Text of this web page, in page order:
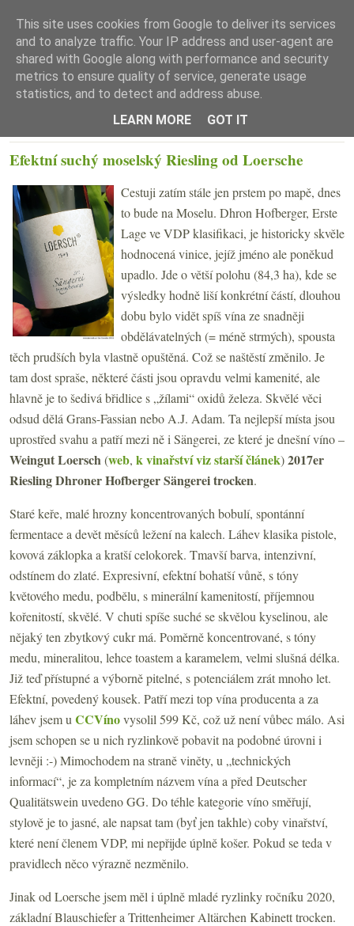
☰ Menu
Efektní suchý moselský Riesling od Loersche
Cestuji zatím stále jen prstem po mapě, dnes
to bude na Moselu. Dhron Hofberger, Erste
Lage ve VDP klasifikaci, je historicky skvěle
hodnocená vinice, jejíž jméno ale poněkud
upadlo. Jde o větší polohu (84,3 ha), kde se
výsledky hodně liší konkrétní částí, dlouhou
dobu bylo vidět spíš vína ze snadněji
obdělávatelných (= méně strmých), spousta
těch prudších byla vlastně opuštěná. Což se naštěstí změnilo. Je
tam dost spraše, některé části jsou opravdu velmi kamenité, ale
hlavně je to šedivá břidlice s „žílami“ oxidů železa. Skvělé věci
odsud dělá Grans-Fassian nebo A.J. Adam. Ta nejlepší místa jsou
uprostřed svahu a patří mezi ně i Sängerei, ze které je dnešní víno –
Weingut Loersch(web, k vinařství viz starší článek)2017er
Riesling Dhroner Hofberger Sängerei trocken.
Staré keře, malé hrozny koncentrovaných bobulí, spontánní
fermentace a devět měsíců ležení na kalech. Láhev klasika pistole,
kovová záklopka a kratší celokorek. Tmavší barva, intenzivní,
odstínem do zlaté. Expresivní, efektní bohatší vůně, s tóny
květového medu, podbělu, s minerální kamenitostí, příjemnou
kořenitostí, skvělé. V chuti spíše suché se skvělou kyselinou, ale
nějaký ten zbytkový cukr má. Poměrně koncentrované, s tóny
medu, mineralitou, lehce toastem a karamelem, velmi slušná délka.
Již teď přístupné a výborně pitelné, s potenciálem zrát mnoho let.
Efektní, povedený kousek. Patří mezi top vína producenta a za
láhev jsem u CCVínovysolil 599 Kč, což už není vůbec málo. Asi
jsem schopen se u nich ryzlinkově pobavit na podobné úrovni i
levněji :-) Mimochodem na straně viněty, u „technických
informací“, je za kompletním názvem vína a před Deutscher
Qualitätswein uvedeno GG. Do téhle kategorie víno směřují,
stylově je to jasné, ale napsat tam (byť jen takhle) coby vinařství,
které není členem VDP, mi nepřijde úplně košer. Pokud se teda v
pravidlech něco výrazně nezměnilo.
Jinak od Loersche jsem měl i úplně mladé ryzlinky ročníku 2020,
základní Blauschiefer a Trittenheimer Altärchen Kabinett trocken.
This site uses cookies from Google to deliver its services
and to analyze traffic. Your IP address and user-agent are
shared with Google along with performance and security
metrics to ensure quality of service, generate usage
statistics, and to detect and address abuse.
LEARN MORE
GOT IT